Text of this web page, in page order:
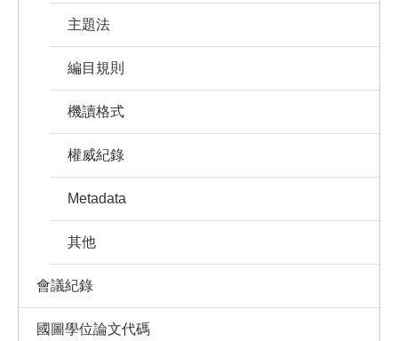
主題法
編目規則
機讀格式
權威紀錄
Metadata
其他
會議紀錄
國圖學位論文代碼